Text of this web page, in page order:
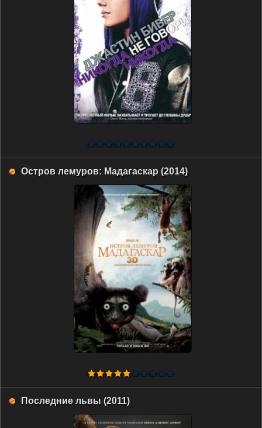
Остров лемуров: Мадагаскар (2014)
Последние львы (2011)